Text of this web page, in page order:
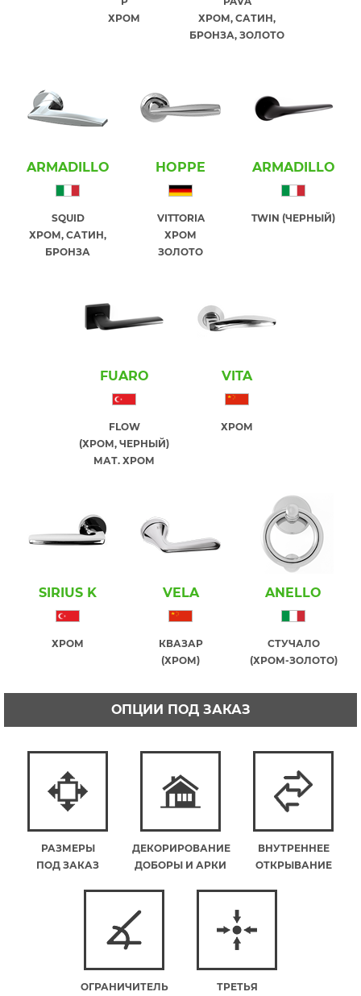
ХРОМ
ХРОМ, САТИН,
БРОНЗА, ЗОЛОТО
ARMADILLO
SQUID
ХРОМ, САТИН,
БРОНЗА
HOPPE
VITTORIA
ХРОМ
ЗОЛОТО
ARMADILLO
TWIN (ЧЕРНЫЙ)
FUARO
FLOW
(ХРОМ, ЧЕРНЫЙ)
МАТ. ХРОМ
VITA
ХРОМ
SIRIUS K
ХРОМ
VELA
КВАЗАР
(ХРОМ)
ANELLO
СТУЧАЛО
(ХРОМ-ЗОЛОТО)
ОПЦИИ ПОД ЗАКАЗ
РАЗМЕРЫ
ПОД ЗАКАЗ
ДЕКОРИРОВАНИЕ
ДОБОРЫ И АРКИ
ВНУТРЕННЕЕ
ОТКРЫВАНИЕ
ОГРАНИЧИТЕЛЬ
ТРЕТЬЯ